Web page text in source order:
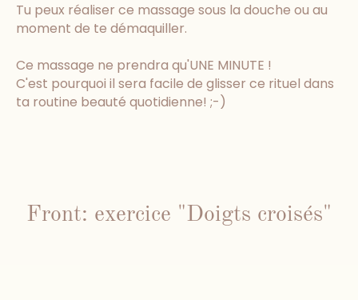
Tu peux réaliser ce massage sous la douche ou au
moment de te démaquiller.
Ce massage ne prendra qu'UNE MINUTE !
C'est pourquoi il sera facile de glisser ce rituel dans
ta routine beauté quotidienne! ;-)
Front: exercice "Doigts croisés"